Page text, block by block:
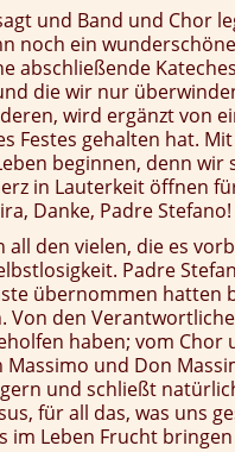
und Band und Chor
noch ein
abschließende
die wir nur
wird ergänzt von
Festes gehalten hat.
beginnen, denn wir
in Lauterkeit öffnen
Danke, Padre Stefano!
all den vielen, die es
Padre
übernommen hatten
den
haben; vom Chor
und Don
und schließt
für all das, was uns
Leben Frucht